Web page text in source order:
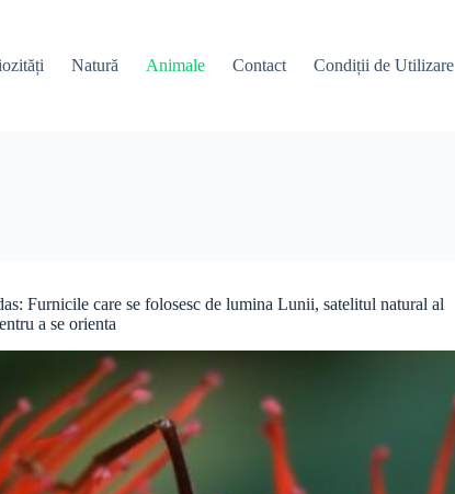
Natură Animale Contact Condiții de Utilizare
Furnicile care se folosesc de lumina Lunii, satelitul natural al
a se orienta